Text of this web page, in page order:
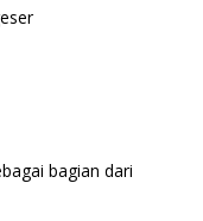
bagian dari